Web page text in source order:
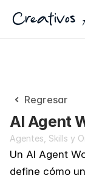
Creativos
Regresar
AI Agent
Agentes, Skills y
Un AI Agent
define cómo